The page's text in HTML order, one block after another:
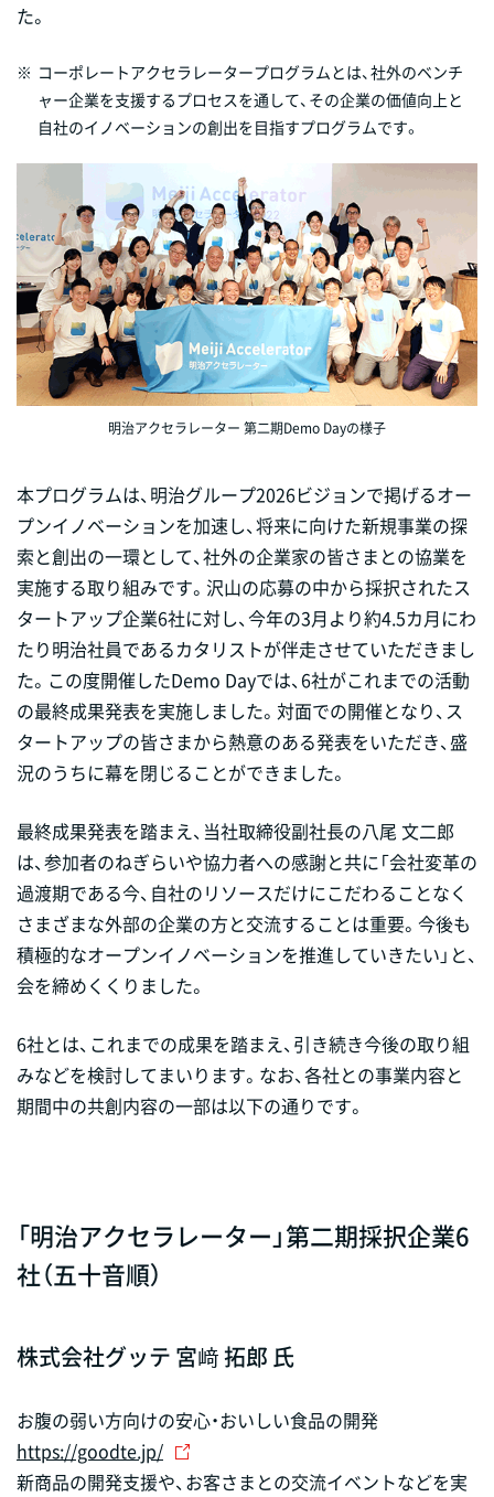
た。
※ コーポレートアクセラレータープログラムとは、社外のベンチ
ャー企業を支援するプロセスを通して、その企業の価値向上と
自社のイノベーションの創出を目指すプログラムです。
明治アクセラレーター 第二期Demo Dayの様子
本プログラムは、明治グループ2026ビジョンで掲げるオー
プンイノベーションを加速し、将来に向けた新規事業の探
索と創出の一環として、社外の企業家の皆さまとの協業を
実施する取り組みです。沢山の応募の中から採択されたス
タートアップ企業6社に対し、今年の3月より約4.5カ月にわ
たり明治社員であるカタリストが伴走させていただきまし
た。この度開催したDemo Dayでは、6社がこれまでの活動
の最終成果発表を実施しました。対面での開催となり、ス
タートアップの皆さまから熱意のある発表をいただき、盛
況のうちに幕を閉じることができました。
最終成果発表を踏まえ、当社取締役副社長の八尾 文二郎
は、参加者のねぎらいや協力者への感謝と共に「会社変革の
過渡期である今、 自社のリソースだけにこだわることなく
さまざまな外部の企業の方と交流することは重要。 今後も
積極的なオープンイノベーションを推進していきたい」と、
会を締めくくりました。
6社とは、これまでの成果を踏まえ、引き続き今後の取り組
みなどを検討してまいります。なお、各社との事業内容と
期間中の共創内容の一部は以下の通りです。
「明治アクセラレーター」第二期採択企業6
社（五十音順）
株式会社グッテ 宮﨑 拓郎 氏
お腹の弱い方向けの安心・おいしい食品の開発
https://goodte.jp/
新商品の開発支援や、お客さまとの交流イベントなどを実